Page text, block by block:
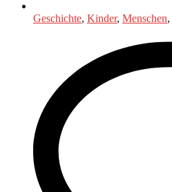
Geschichte, Kinder, Menschen,